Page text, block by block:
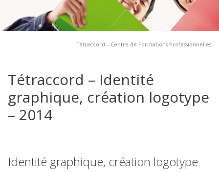
Tétraccord – Centre de Formations Professionnelles
Tétraccord – Identité
graphique, création logotype
– 2014
Identité graphique, création logotype